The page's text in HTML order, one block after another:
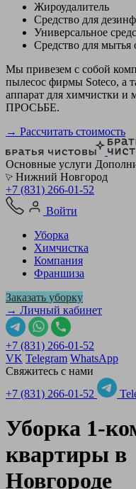
Жироудалитель
Средство для
Универсальное
Средство для мытья
Мы привезем с собой
пылесос фирмы Soteco, а
аппарат для химчистки
ПРОСЬБЕ.
→ Рассчитать стоимость
Основные услуги
Нижний Новгород
+7 (831) 266-01-52
Войти
Уборка
Химчистка
Компания
Франшиза
Заказать уборку
→ Личный кабинет
+7 (831) 266-01-52
VK Telegram WhatsApp
Свяжитесь с нами
+7 (831) 266-01-52
Уборка 1-
квартиры в
Новгороде